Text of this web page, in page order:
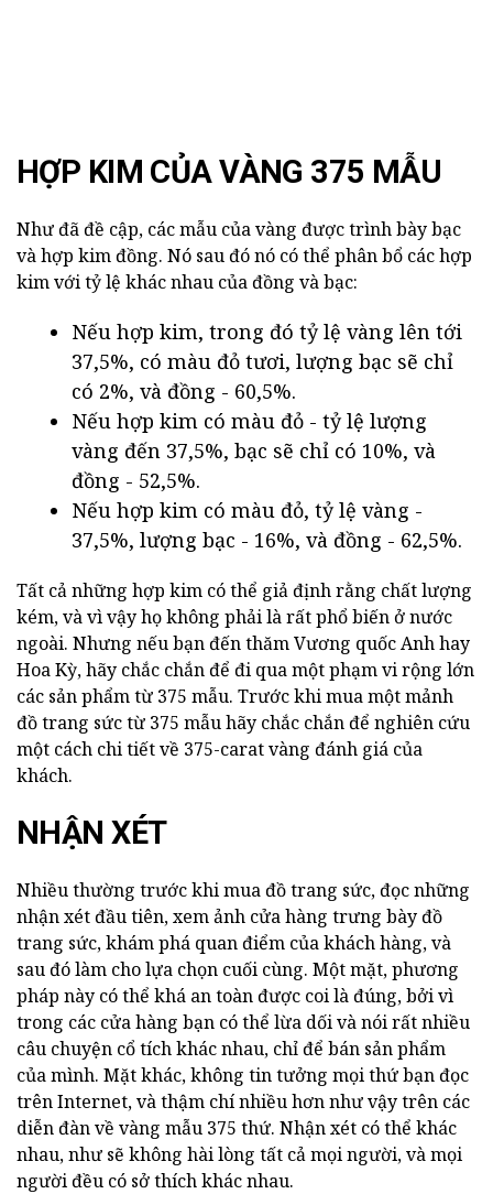
HỢP KIM CỦA VÀNG 375 MẪU
Như đã đề cập, các mẫu của vàng được trình bày bạc
và hợp kim đồng. Nó sau đó nó có thể phân bổ các hợp
kim với tỷ lệ khác nhau của đồng và bạc:
Nếu hợp kim, trong đó tỷ lệ vàng lên tới
37,5%, có màu đỏ tươi, lượng bạc sẽ chỉ
có 2%, và đồng - 60,5%.
Nếu hợp kim có màu đỏ - tỷ lệ lượng
vàng đến 37,5%, bạc sẽ chỉ có 10%, và
đồng - 52,5%.
Nếu hợp kim có màu đỏ, tỷ lệ vàng -
37,5%, lượng bạc - 16%, và đồng - 62,5%.
Tất cả những hợp kim có thể giả định rằng chất lượng
kém, và vì vậy họ không phải là rất phổ biến ở nước
ngoài. Nhưng nếu bạn đến thăm Vương quốc Anh hay
Hoa Kỳ, hãy chắc chắn để đi qua một phạm vi rộng lớn
các sản phẩm từ 375 mẫu. Trước khi mua một mảnh
đồ trang sức từ 375 mẫu hãy chắc chắn để nghiên cứu
một cách chi tiết về 375-carat vàng đánh giá của
khách.
NHẬN XÉT
Nhiều thường trước khi mua đồ trang sức, đọc những
nhận xét đầu tiên, xem ảnh cửa hàng trưng bày đồ
trang sức, khám phá quan điểm của khách hàng, và
sau đó làm cho lựa chọn cuối cùng. Một mặt, phương
pháp này có thể khá an toàn được coi là đúng, bởi vì
trong các cửa hàng bạn có thể lừa dối và nói rất nhiều
câu chuyện cổ tích khác nhau, chỉ để bán sản phẩm
của mình. Mặt khác, không tin tưởng mọi thứ bạn đọc
trên Internet, và thậm chí nhiều hơn như vậy trên các
diễn đàn về vàng mẫu 375 thứ. Nhận xét có thể khác
nhau, như sẽ không hài lòng tất cả mọi người, và mọi
người đều có sở thích khác nhau.